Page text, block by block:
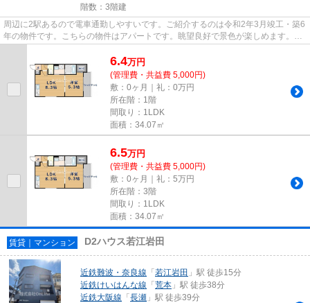
階数：3階建
周辺に2駅あるので電車通勤しやすいです。ご紹介するのは令和2年3月竣工・築6
年の物件です。こちらの物件はアパートです。眺望良好で景色が楽しめます。で
きるだけ早めに不動産情報を...
6.4万円
(管理費・共益費 5,000円)
敷：0ヶ月｜礼：0万円
所在階：1階
間取り：1LDK
面積：34.07㎡
6.5万円
(管理費・共益費 5,000円)
敷：0ヶ月｜礼：5万円
所在階：3階
間取り：1LDK
面積：34.07㎡
賃貸｜マンション D2ハウス若江岩田
近鉄難波・奈良線 「若江岩田 」駅 徒歩15分
近鉄けいはんな線 「荒本 」駅 徒歩38分
近鉄大阪線 「長瀬 」駅 徒歩39分